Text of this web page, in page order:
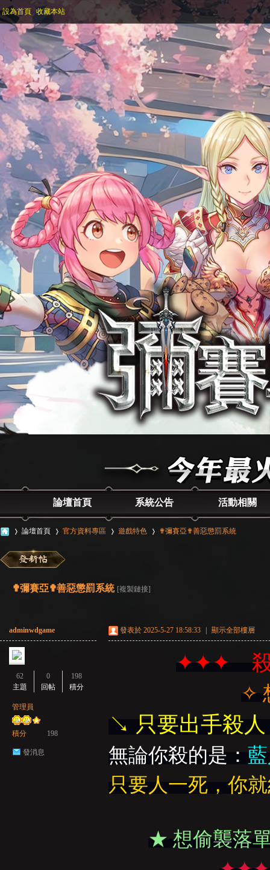
設為首頁 收藏本站
論壇首頁 系統公告 活動相關
論壇首頁
›
官方資料專區
›
遊戲特色 ✟彌賽亞✟善惡懲罰系統
✟彌賽亞✟善惡懲罰系統 [複製鏈接]
adminwdgame
62
主題
0
回帖
198
積分
管理員
積分 198
發消息
發表於 2025-5-27 18:58:33 顯示全部樓層
✦✦✦ 殺
✧
↘ 只要出手殺
無論你殺的是：
只要人一死，你
★ 想偷襲落